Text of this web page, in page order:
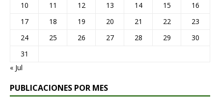
10
11 12 13 14 15
16
17
18 19 20 21 22
23
24
25 26 27 28 29
30
31
« Jul
PUBLICACIONES POR MES